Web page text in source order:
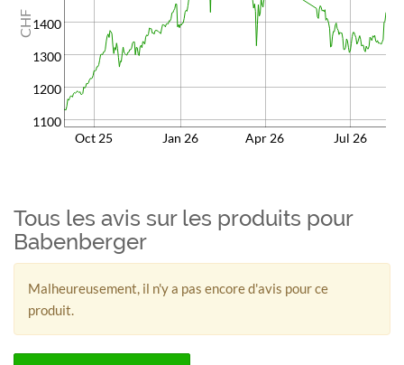
1100
1200
1300
1400
Oct 25 Jan 26 Apr 26 Jul 26
CHF
Tous les avis sur les produits pour
Babenberger
Malheureusement, il n'y a pas encore d'avis pour ce
produit.